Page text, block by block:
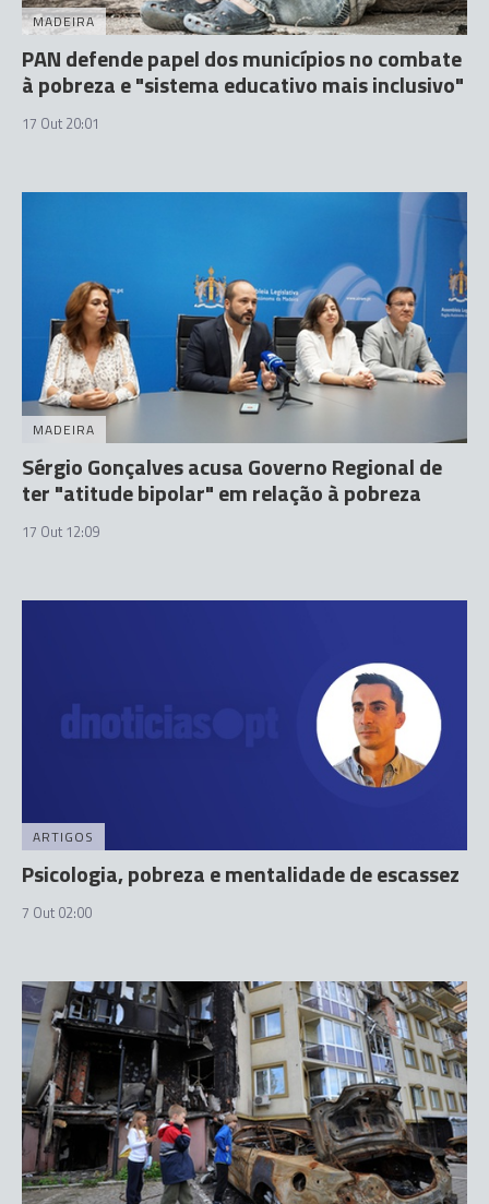
MADEIRA
PAN defende papel dos municípios no combate
à pobreza e "sistema educativo mais inclusivo"
17 Out 20:01
MADEIRA
Sérgio Gonçalves acusa Governo Regional de
ter "atitude bipolar" em relação à pobreza
17 Out 12:09
ARTIGOS
Psicologia, pobreza e mentalidade de escassez
7 Out 02:00